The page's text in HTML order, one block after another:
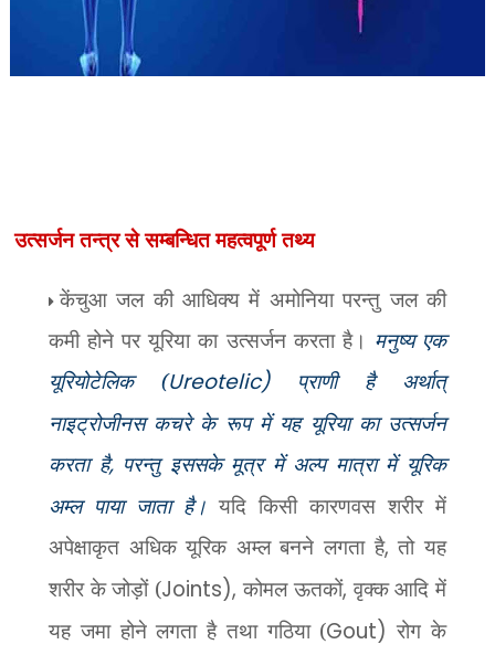
उत्सर्जन तन्त्र से सम्बन्धित महत्वपूर्ण तथ्य
केंचुआ जल की आधिक्य में अमोनिया परन्तु जल की
कमी होने पर यूरिया का उत्सर्जन करता है। मनुष्य एक
यूरियोटेलिक (Ureotelic)
प्राणी है अर्थात्
नाइट्रोजीनस कचरे के रूप में यह यूरिया का उत्सर्जन
करता है, परन्तु इससके मूत्र में अल्प मात्रा में यूरिक
अम्ल पाया जाता है। यदि किसी कारणवस शरीर में
अपेक्षाकृत अधिक यूरिक अम्ल बनने लगता है,तो यह
शरीर के जोड़ों (Joints), कोमल ऊतकों, वृक्क आदि में
यह जमा होने लगता है तथा गठिया (Gout)रोग के